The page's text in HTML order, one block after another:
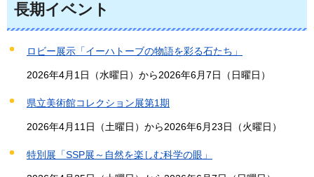
長期イベント
ロビー展示「イーハトーブの物語を彩る石たち」
2026年4月1日（水曜日）から2026年6月7日（日曜日）
県立美術館コレクション展第1期
2026年4月11日（土曜日）から2026年6月23日（火曜日）
特別展「SSP展～自然を楽しむ科学の眼」